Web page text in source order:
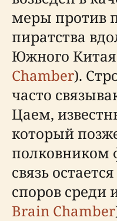
меры против
пиратства
Южного
Chamber).
часто
Цаем,
который
полковником
связь
споров среди
Brain Chamber